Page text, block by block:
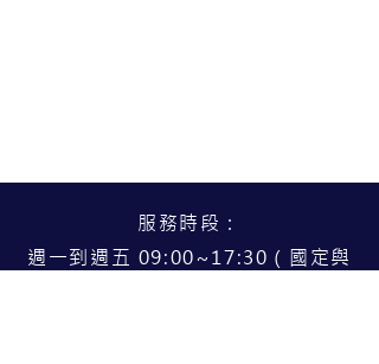
服務時段：
週一到週五 09:00~17:30（國定與